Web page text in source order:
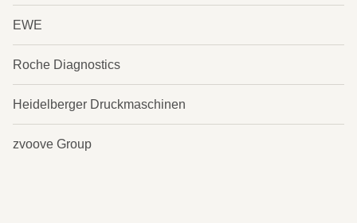
EWE
Roche Diagnostics
Heidelberger Druckmaschinen
zvoove Group